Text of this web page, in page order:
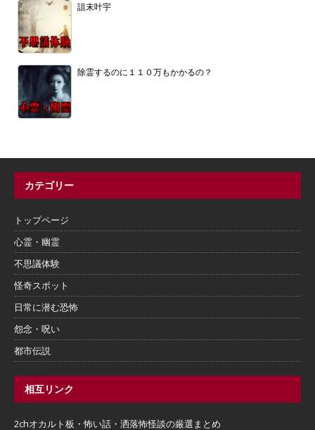
詛末叶宇
除霊するのに１１０万もかかるの？
カテゴリー
トップページ
心霊・幽霊
不思議体験
怪奇スポット
日常に潜む恐怖
怨念・呪い
都市伝説
相互リンク
2chオカルト板・怖い話・洒落怖怪談の厳選まとめ